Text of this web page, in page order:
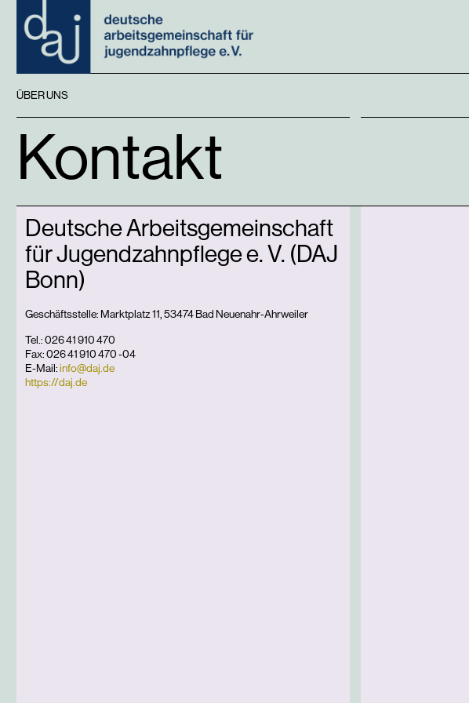
ÜBER UNS
Kontakt
Deutsche Arbeitsgemeinschaft
für Jugendzahnpflege e. V. (DAJ
Bonn)
Geschäftsstelle: Marktplatz 11, 53474 Bad Neuenahr-Ahrweiler
Tel.: 026 41 910 470
Fax: 026 41 910 470 -04
E-Mail:info@daj.de
https://daj.de